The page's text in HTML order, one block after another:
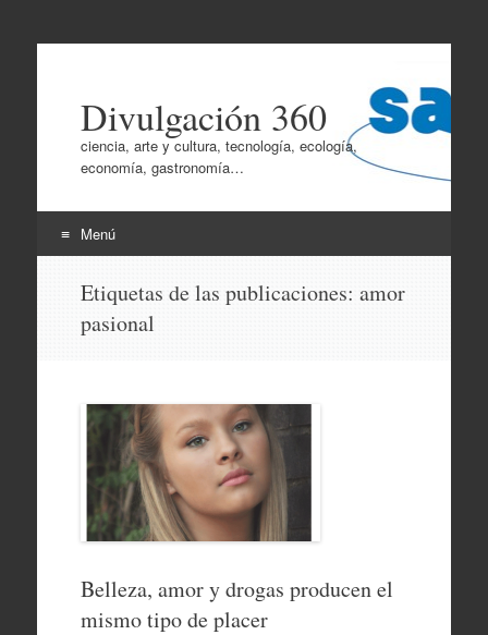
Divulgación 360
ciencia, arte y cultura, tecnología, ecología,
economía, gastronomía…
Menú
contenido
Etiquetas de las publicaciones: amor
pasional
Belleza, amor y drogas producen el
mismo tipo de placer